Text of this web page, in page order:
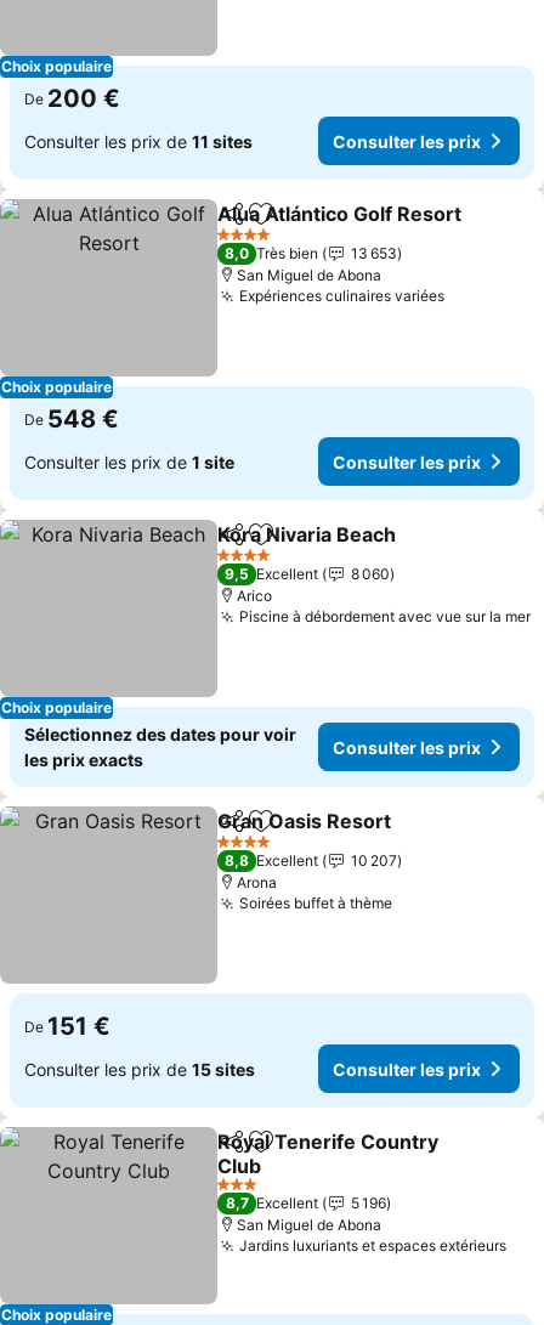
Choix populaire
De 200 €
Consulter les prix de 11 sites Consulter les prix
Choix populaire
PartagerAjouter à mes favoris
Alua Atlántico Golf Resort
4 Étoiles
8,0 Très bien
13 653
San Miguel de Abona
Expériences culinaires variéesConsulter
De 548 €
Consulter les prix de 1 site Consulter les prix
Choix populaire
PartagerAjouter à mes favoris
Kora Nivaria Beach
4 Étoiles
9,5 Excellent
8 060
Arico
Piscine à débordement avec vue sur la mer
Sélectionnez des dates pour voir
les prix exacts
Consulter les prix
PartagerAjouter à mes favoris
Gran Oasis Resort
4 Étoiles
8,8 Excellent
10 207
Arona
Soirées buffet à thèmeConsulter les
De 151 €
Consulter les prix de 15 sites Consulter les prix
Choix populaire
PartagerAjouter à mes favoris
Royal Tenerife Country
Club
Consulter les prix
3 Étoiles
8,7 Excellent
5 196
San Miguel de Abona
Jardins luxuriants et espaces extérieurs